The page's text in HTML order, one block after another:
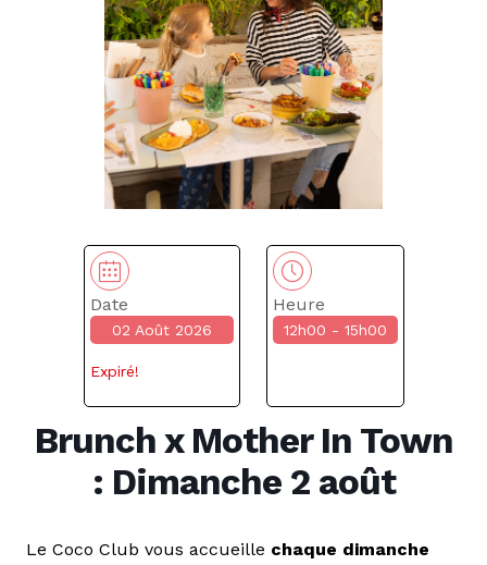
Date
02 Août 2026
Expiré!
Heure
12h00 - 15h00
Brunch x Mother In Town
: Dimanche 2 août
Le Coco Club vous accueille chaque dimanche